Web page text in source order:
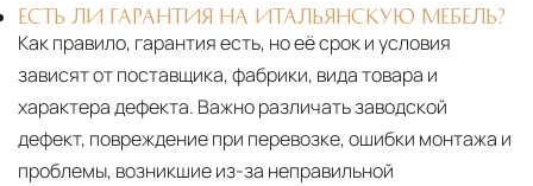
ЕСТЬ ЛИ ГАРАНТИЯ НА ИТАЛЬЯНСКУЮ МЕБЕЛЬ?
Как правило, гарантия есть, но её срок и условия
зависят от поставщика, фабрики, вида товара и
характера дефекта. Важно различать заводской
дефект, повреждение при перевозке, ошибки монтажа и
проблемы, возникшие из-за неправильной